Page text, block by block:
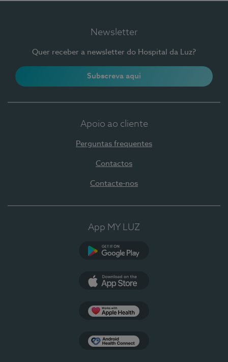
Newsletter
Quer receber a newsletter do Hospital da Luz?
Subscreva aqui
Apoio ao cliente
Perguntas frequentes
Contactos
Contacte-nos
App MY LUZ